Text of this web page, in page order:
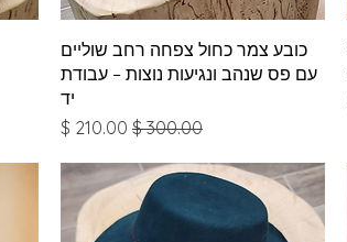
תצוגה מהירה
כובע צמר כחול צפחה רחב שוליים
עם פס שנהב ונגיעות נוצות – עבודת
יד
מחיר רגיל מחיר מבצע